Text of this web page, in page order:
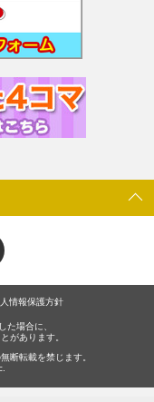
情報保護方針
た場合に、
があります。
断転載を禁じます。